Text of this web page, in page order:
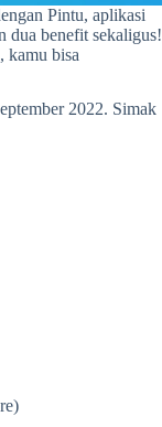
Pintu, aplikasi
dua benefit sekaligus!
kamu bisa
2022. Simak